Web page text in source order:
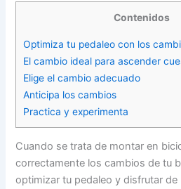
Contenidos
Optimiza tu pedaleo con los
El cambio ideal para ascender
Elige el cambio adecuado
Anticipa los cambios
Practica y experimenta
Cuando se trata de montar en
correctamente los cambios de tu
optimizar tu pedaleo y disfrutar de